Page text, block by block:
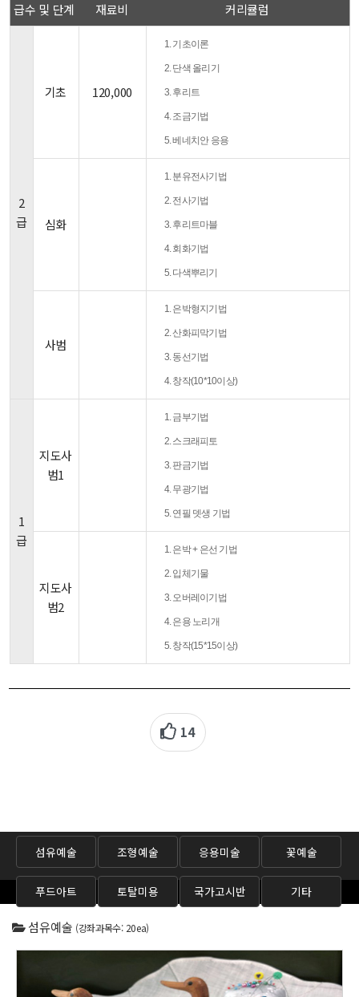
급수 및 단계 재료비 커리큘럼
2
급
기초 120,000
1. 기초이론
2. 단색 올리기
3. 후리트
4. 조금기법
5. 베네치안 응용
심화
1. 분유전사기법
2. 전사기법
3. 후리트마블
4. 회화기법
5. 다색뿌리기
사범
1. 은박형지기법
2. 산화피막기법
3. 동선기법
4. 창작(10*10이상)
1
급
지도사
범1
1. 금부기법
2. 스크래피토
3. 판금기법
4. 무광기법
5. 연필 뎃생 기법
지도사
범2
1. 은박 + 은선 기법
2. 입체기물
3. 오버레이기법
4. 은용 노리개
5. 창작(15*15이상)
14
섬유예술 조형예술 응용미술 꽃예술
푸드아트 토탈미용 국가고시반 기타
섬유예술 (강좌과목수: 20ea)